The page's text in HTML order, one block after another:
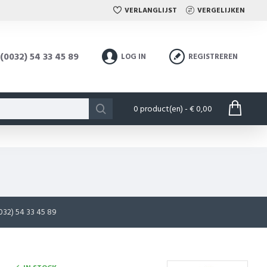
VERLANGLIJST VERGELIJKEN
(0032) 54 33 45 89 LOG IN REGISTREREN
0 product(en) - € 0,00
54 33 45 89